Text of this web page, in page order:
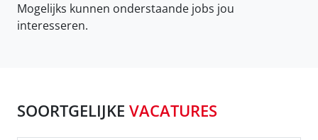
Mogelijks kunnen onderstaande jobs jou
interesseren.
SOORTGELIJKE VACATURES